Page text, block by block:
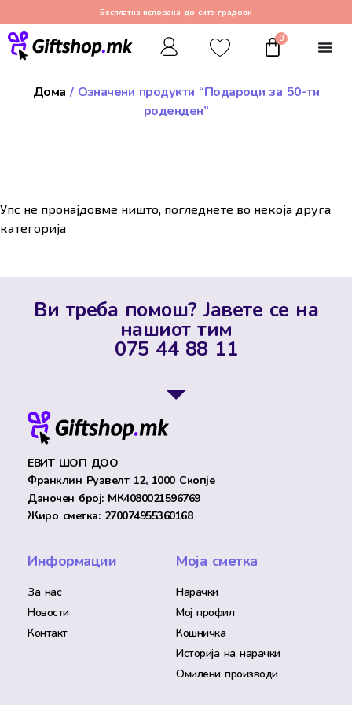
Бесплатна испорака до сите градови
0
Дома / Означени продукти “Подароци за 50-ти
роденден”
Упс не пронајдовме ништо, погледнете во некоја друга
категорија
Ви треба помош? Јавете се на
нашиот тим
075 44 88 11
ЕВИТ ШОП ДОО
Франклин Рузвелт 12, 1000 Скопје
Даночен број: МК4080021596769
Жиро сметка: 270074955360168
Информации
За нас
Новости
Контакт
Моја сметка
Нарачки
Мој профил
Кошничка
Историја на нарачки
Омилени производи